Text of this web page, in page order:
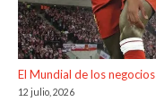
El Mundial de los negocios
12 julio, 2026